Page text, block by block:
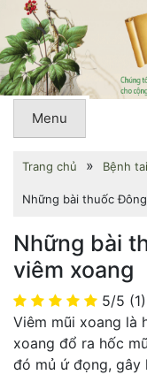
Menu
Trang chủ » Bệnh
Những bài thuốc
Những bài
viêm xoang
5/5 (1)
Viêm mũi xoang là
xoang đổ ra hốc
đó mủ ứ đọng, gây